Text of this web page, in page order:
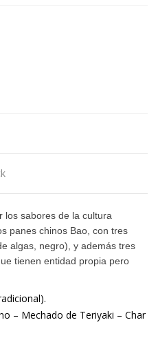
los sabores de la cultura
panes chinos Bao, con tres
algas, negro), y además tres
tienen entidad propia pero
– Mechado de Teriyaki – Char